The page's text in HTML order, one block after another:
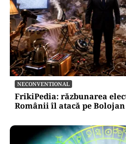
NECONVENTIONAL
FrikiPedia: răzbunarea
Românii îl atacă pe